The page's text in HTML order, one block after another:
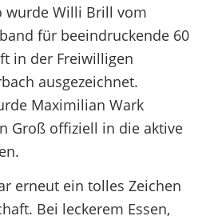
wurde Willi Brill vom
für beeindruckende 60
in der Freiwilligen
ausgezeichnet.
Maximilian Wark
Groß offiziell in die aktive
erneut ein tolles Zeichen
Bei leckerem Essen,